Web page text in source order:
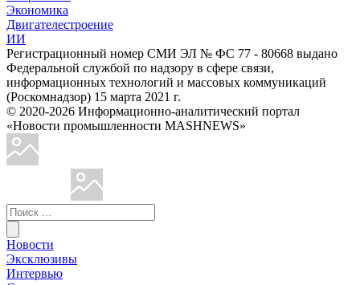
Экономика
Двигателестроение
ИИ
Регистрационный номер СМИ ЭЛ № ФС 77 - 80668 выдано
Федеральной службой по надзору в сфере связи,
информационных технологий и массовых коммуникаций
(Роскомнадзор) 15 марта 2021 г.
© 2020-2026 Информационно-аналитический портал
«Новости промышленности MASHNEWS»
Новости
Эксклюзивы
Интервью